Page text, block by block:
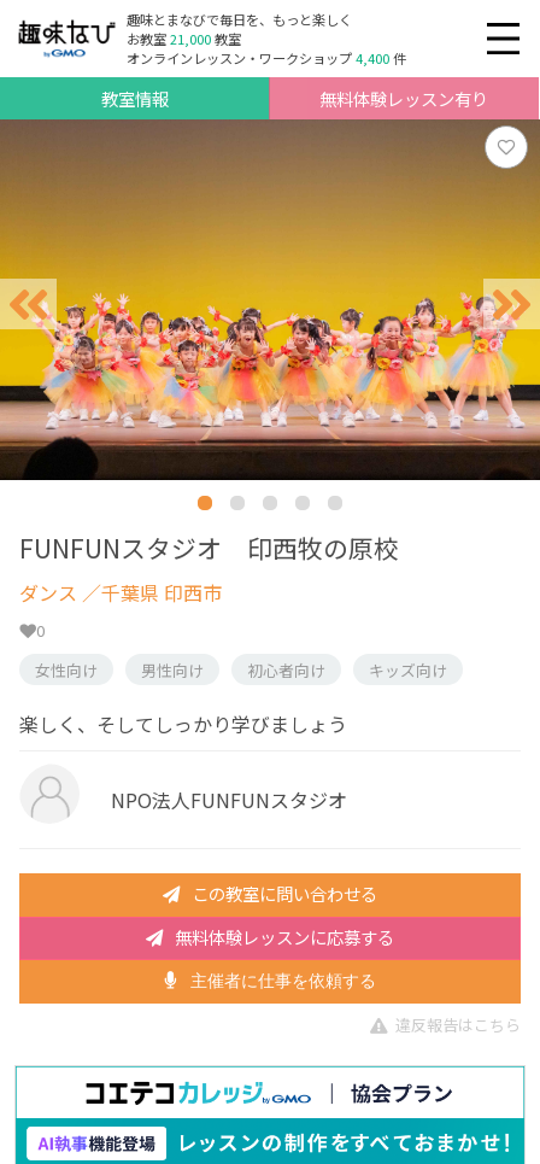
趣味とまなびで毎日を、もっと楽しく
お教室21,000教室
オンラインレッスン・ワークショップ4,400件
教室情報 無料体験レッスン有り
FUNFUNスタジオ 印西牧の原校
ダンス ／千葉県 印西市
0
女性向け
男性向け 初心者向け キッズ向け
楽しく、そしてしっかり学びましょう
NPO法人FUNFUNスタジオ
この教室に問い合わせる
無料体験レッスンに応募する
主催者に仕事を依頼する
違反報告はこちら